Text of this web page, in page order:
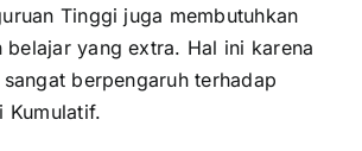
Tinggi juga membutuhkan
belajar yang extra. Hal ini karena
berpengaruh terhadap
Kumulatif.